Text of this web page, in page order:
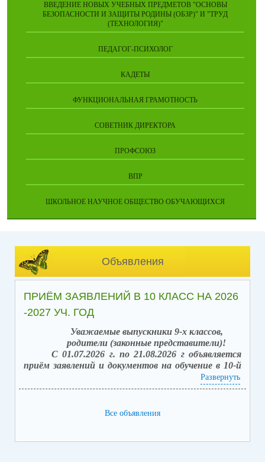
ВВЕДЕНИЕ НОВЫХ УЧЕБНЫХ ПРЕДМЕТОВ "ОСНОВЫ
БЕЗОПАСНОСТИ И ЗАЩИТЫ РОДИНЫ (ОБЗР)" И "ТРУД
(ТЕХНОЛОГИЯ)"
ПЕДАГОГ-ПСИХОЛОГ
КАДЕТЫ
ФУНКЦИОНАЛЬНАЯ ГРАМОТНОСТЬ
СОВЕТНИК ДИРЕКТОРА
ПРОФСОЮЗ
ВПР
ШКОЛЬНОЕ НАУЧНОЕ ОБЩЕСТВО ОБУЧАЮЩИХСЯ
Объявления
ПРИЁМ ЗАЯВЛЕНИЙ В 10 КЛАСС НА 2026
-2027 УЧ. ГОД
Уважаемые выпускники 9-х классов,
родители (законные представители)!
С 01.07.2026 г. по 21.08.2026 г объявляется
приём заявлений и документов на обучение в 10-й
класс (после получения аттестата об основном
общем образовании).
Способы подачи заявлений:
использованием АИС «Зачисление в
Развернуть
Все объявления